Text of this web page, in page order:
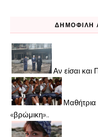
ΔΗΜΟΦΙΛΉ
Αν είσαι και
Μαθήτρια
«βρώμικη»..